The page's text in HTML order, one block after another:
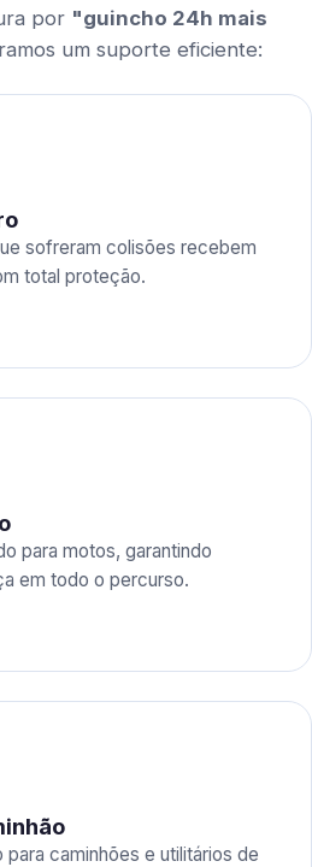
por "guincho 24h mais
um suporte eficiente:
sofreram colisões recebem
total proteção.
para motos, garantindo
em todo o percurso.
caminhões e utilitários de